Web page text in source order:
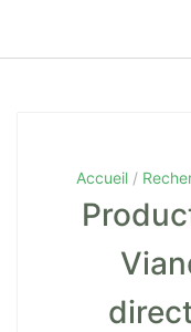
Accueil